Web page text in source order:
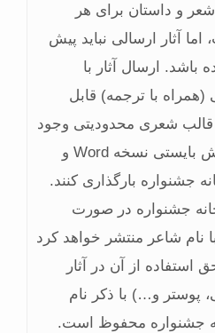
و داستان برای هر
آثار ارسالی نباید پیش
باشد. ارسال آثار با
با ترجمه) قابل
شعری محدودیتی وجود
ندارد. متقاضیان این بخش بایستی نسخه Word و
جشنواره در صورت
نام شاعر منتشر خواهد کرد
استفاده از آن در آثار
پوستر و…) با ذکر نام
جشنواره محفوظ است.